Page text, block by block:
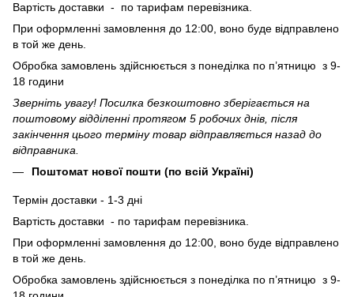
Вартість доставки - по тарифам перевізника.
При оформленні замовлення до 12:00, воно буде відправлено
в той же день.
Обробка замовлень здійснюється з понеділка по п’ятницю з 9-
18 години
Зверніть увагу! Посилка безкоштовно зберігається на
поштовому відділенні протягом 5 робочих днів, після
закінчення цього терміну товар відправляється назад до
відправника.
Поштомат нової пошти (по всій Україні)
Термін доставки - 1-3 дні
Вартість доставки - по тарифам перевізника.
При оформленні замовлення до 12:00, воно буде відправлено
в той же день.
Обробка замовлень здійснюється з понеділка по п’ятницю з 9-